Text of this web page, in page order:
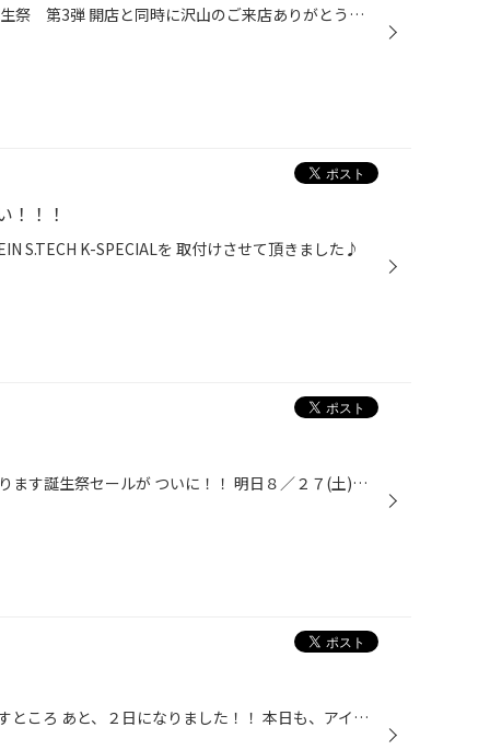
昨日から、始まりました25周年誕生祭 第3弾 開店と同時に沢山のご来店ありがとうございます！！ また、台風が接近してるみたいですね・・・ ですが、元気に営業してますよー！！ さてさて、本日はダウンサスの取り付けとラテラルロッドの取り付けでございます！！ クルマは・・・スズキ エブリイ...
！！！
S.TECH K-SPECIALを 取付けさせて頂きました♪
先日より告知させていただいております誕生祭セールが ついに！！ 明日８／２７(土)より開催しちゃいますよ～ 第１弾、２弾で大変ご好評いただきましたので なんと！？ 今回は第３弾です！！ セール期間も９／４(日)までになっておりますので ぜひセール中のタイヤ館 かわごえにご来店下さい♪ タグ...
さてさて、２５周年誕生祭まで残すところ あと、２日になりました！！ 本日も、アイドルタイムを利用して、せっせと準備中でございます！ ２５周年一色な店内をお見せしたいのですが・・・ ご来店されてからのお楽しみという事で！！ タイヤ以外のエンジンオイル、バッテリー等も取り扱っています！...